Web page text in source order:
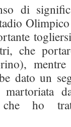
di
che
dato un
che ho